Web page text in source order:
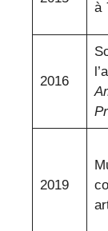
à
2016
2019